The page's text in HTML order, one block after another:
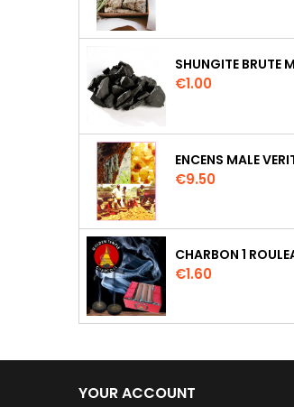
Price
€1.00
Price
€9.50
Price
€1.60
YOUR ACCOUNT